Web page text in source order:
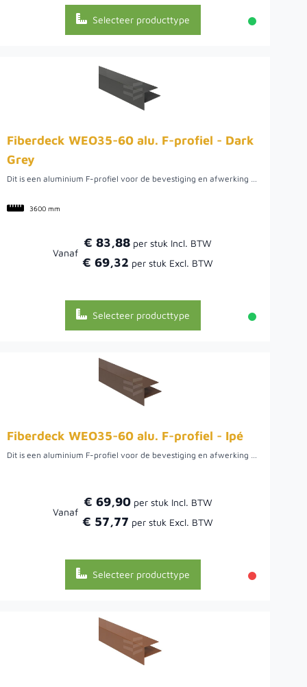
Selecteer producttype
Fiberdeck WEO35-60 alu. F-profiel - Dark
Grey
Dit is een aluminium F-profiel voor de bevestiging en afwerking van Fiberdeck WEO Rhombus Dark Grey gevelbekleding. Het zorgt voor een strakke aansluiting en een professionele afwerking van uw gevelproject.
3600 mm
Vanaf
€ 83,88
€ 69,32
Selecteer producttype
Fiberdeck WEO35-60 alu. F-profiel - Ipé
Dit is een aluminium F-profiel voor de bevestiging en afwerking van Fiberdeck WEO Rhombus Ipé gevelbekleding. Het zorgt voor een strakke aansluiting en een professionele afwerking van uw gevelproject.
Vanaf
€ 69,90
€ 57,77
Selecteer producttype